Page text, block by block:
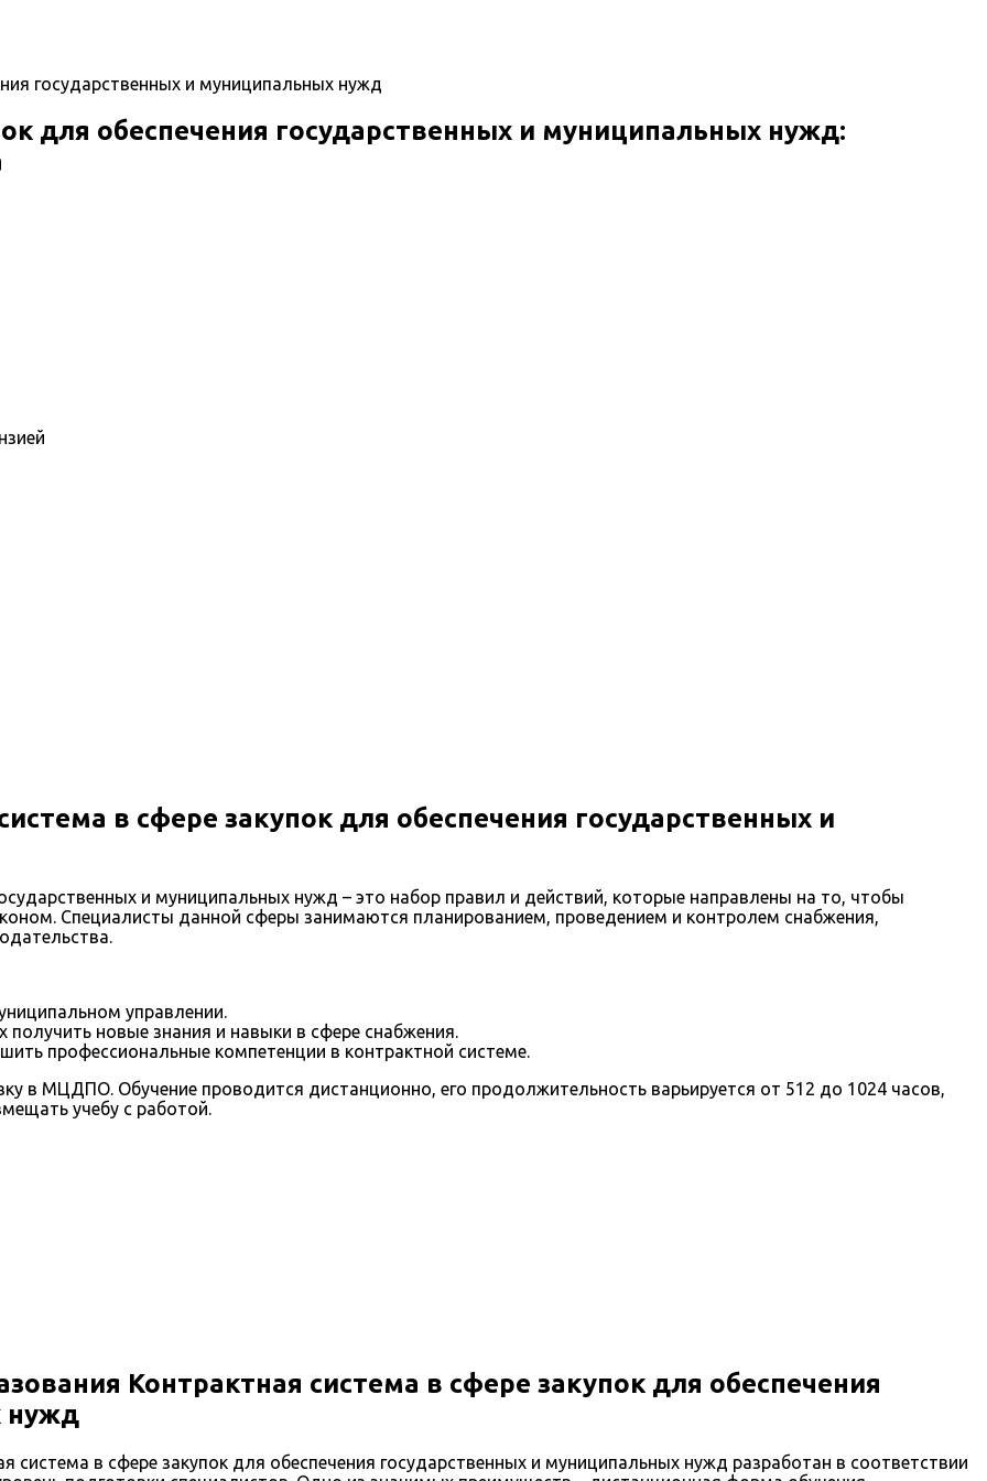
государственных и муниципальных нужд
для обеспечения государственных и муниципальных нужд:
в сфере закупок для обеспечения государственных и
и муниципальных нужд – это набор правил и действий, которые направлены на то, чтобы
Специалисты данной сферы занимаются планированием, проведением и контролем снабжения,
управлении.
новые знания и навыки в сфере снабжения.
профессиональные компетенции в контрактной системе.
в МЦДПО. Обучение проводится дистанционно, его продолжительность варьируется от 512 до 1024 часов,
учебу с работой.
Контрактная система в сфере закупок для обеспечения
нужд
система в сфере закупок для обеспечения государственных и муниципальных нужд разработан в соответствии